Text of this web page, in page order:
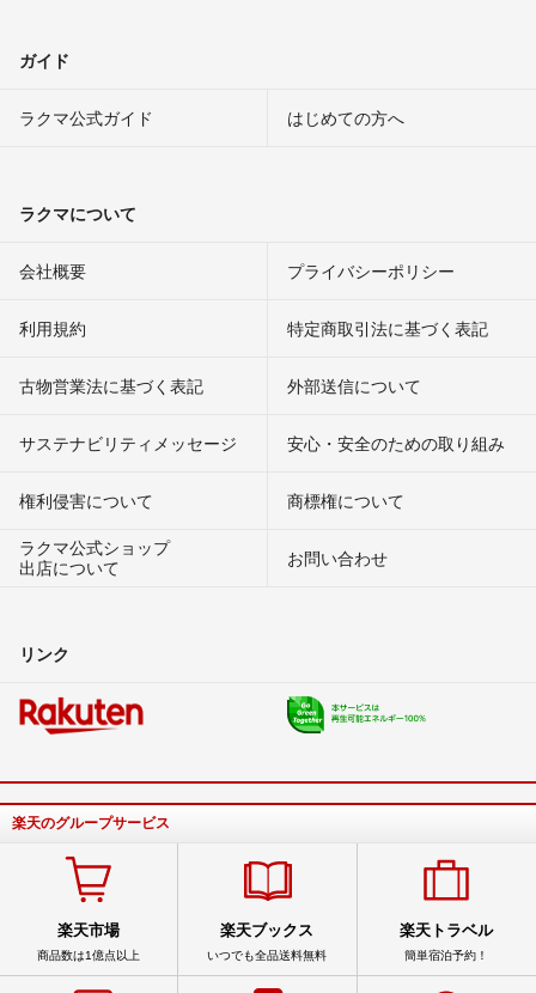
ガイド
ラクマ公式ガイド はじめての方へ
ラクマについて
会社概要 プライバシーポリシー
利用規約 特定商取引法に基づく表記
古物営業法に基づく表記 外部送信について
サステナビリティメッセージ 安心・安全のための取り組み
権利侵害について
商標権について
ラクマ公式ショップ
出店について
お問い合わせ
リンク
楽天のグループサービス
楽天市場
商品数は1億点以上
楽天ブックス
いつでも全品送料無料
楽天トラベル
簡単宿泊予約！